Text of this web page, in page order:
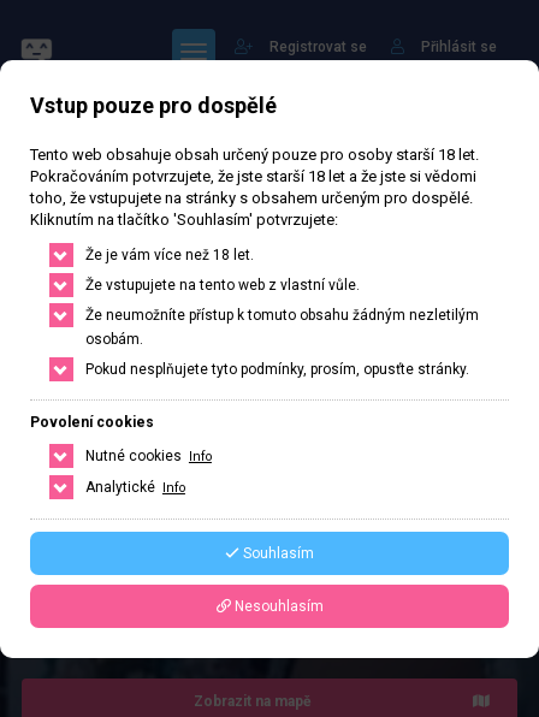
Přihlásit se
Registrovat se
ADELLE
60 343 zhlédnutí
let 170
Praha, Hlavní město Praha, Česká republika
Řekněte že voláte z webu www.privatzone.com
Zobrazit na mapě
Vstup pouze pro dospělé
Tento web obsahuje obsah určený pouze pro osoby starší 18 let.
Pokračováním potvrzujete, že jste starší 18 let a že jste si vědomi
toho, že vstupujete na stránky s obsahem určeným pro dospělé.
Kliknutím na tlačítko 'Souhlasím' potvrzujete:
Že je vám více než 18 let.
Že vstupujete na tento web z vlastní vůle.
Že neumožníte přístup k tomuto obsahu žádným nezletilým
osobám.
Pokud nesplňujete tyto podmínky, prosím, opusťte stránky.
Povolení cookies
Nutné cookies
Info
Analytické Info
Souhlasím
Nesouhlasím